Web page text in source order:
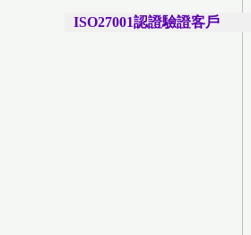
ISO27001認證驗證客戶